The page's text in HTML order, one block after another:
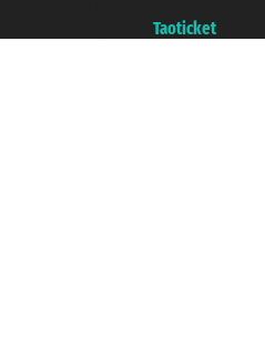
Taoticket